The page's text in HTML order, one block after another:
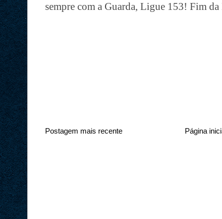
sempre com a Guarda, Ligue 153! Fim
Postagem mais recente Página